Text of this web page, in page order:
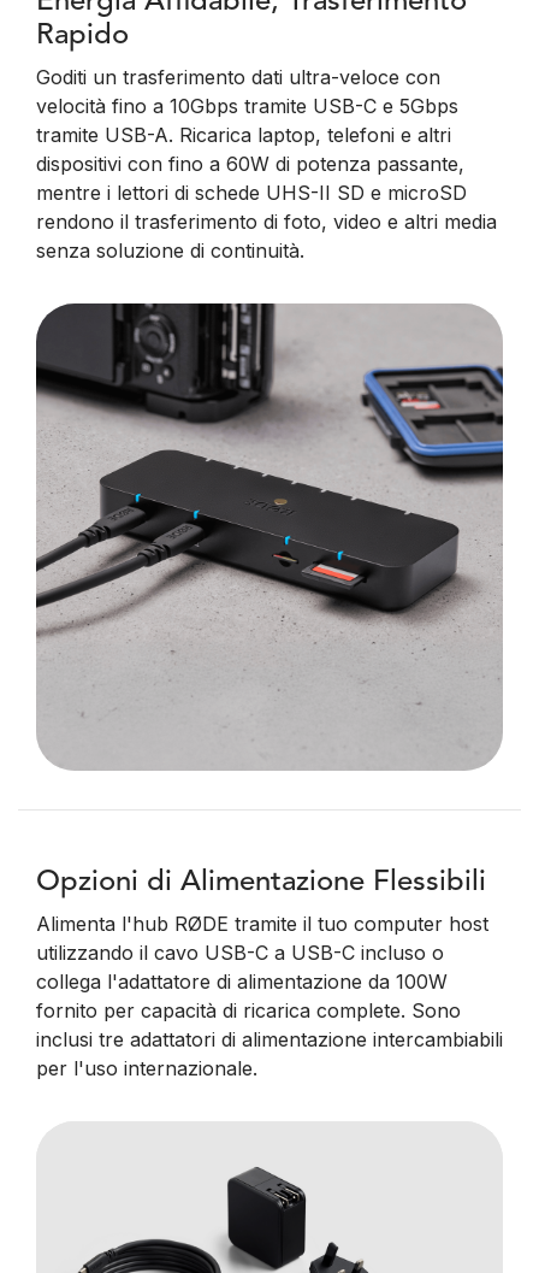
Rapido
Goditi un trasferimento dati ultra-veloce con
velocità fino a 10Gbps tramite USB-C e 5Gbps
tramite USB-A. Ricarica laptop, telefoni e altri
dispositivi con fino a 60W di potenza passante,
mentre i lettori di schede UHS-II SD e microSD
rendono il trasferimento di foto, video e altri media
senza soluzione di continuità.
Opzioni di Alimentazione Flessibili
Alimenta l'hub RØDE tramite il tuo computer host
utilizzando il cavo USB-C a USB-C incluso o
collega l'adattatore di alimentazione da 100W
fornito per capacità di ricarica complete. Sono
inclusi tre adattatori di alimentazione intercambiabili
per l'uso internazionale.